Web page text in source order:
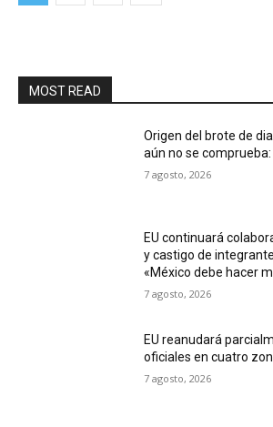
MOST READ
Origen del brote de
aún no se comprueba:
7 agosto, 2026
EU continuará
y castigo de
«México debe hacer
7 agosto, 2026
EU reanudará
oficiales en cuatro
7 agosto, 2026